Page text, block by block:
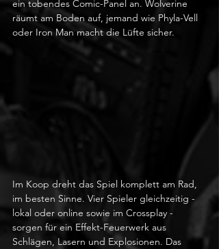
ein tobendes Comic-Panel an. Wolverine
räumt am Boden auf, jemand wie Phyla-Vell
oder Iron Man macht die Lüfte sicher.
Im Koop dreht das Spiel komplett am Rad,
im besten Sinne. Vier Spieler gleichzeitig -
lokal oder online sowie im Crossplay -
sorgen für ein Effekt-Feuerwerk aus
Schlägen, Lasern und Explosionen. Das